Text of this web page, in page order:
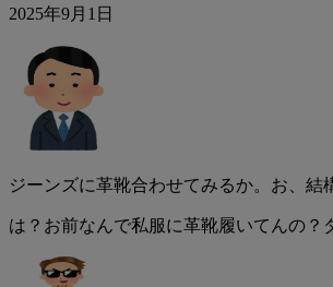
2025年9月1日
ジーンズに革靴合わせてみるか。お、結
は？お前なんで私服に革靴履いてんの？